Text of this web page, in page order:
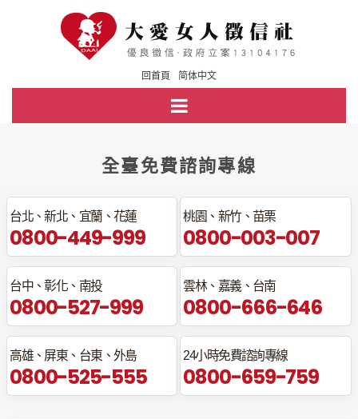
回首頁 简体中文
全臺免費諮詢專線
台北、新北、宜蘭、花蓮
0800-449-999
桃園、新竹、苗栗
0800-003-007
台中、彰化、南投
0800-527-999
雲林、嘉義、台南
0800-666-646
高雄、屏東、台東、外島
0800-525-555
24小時免費諮詢專線
0800-659-759